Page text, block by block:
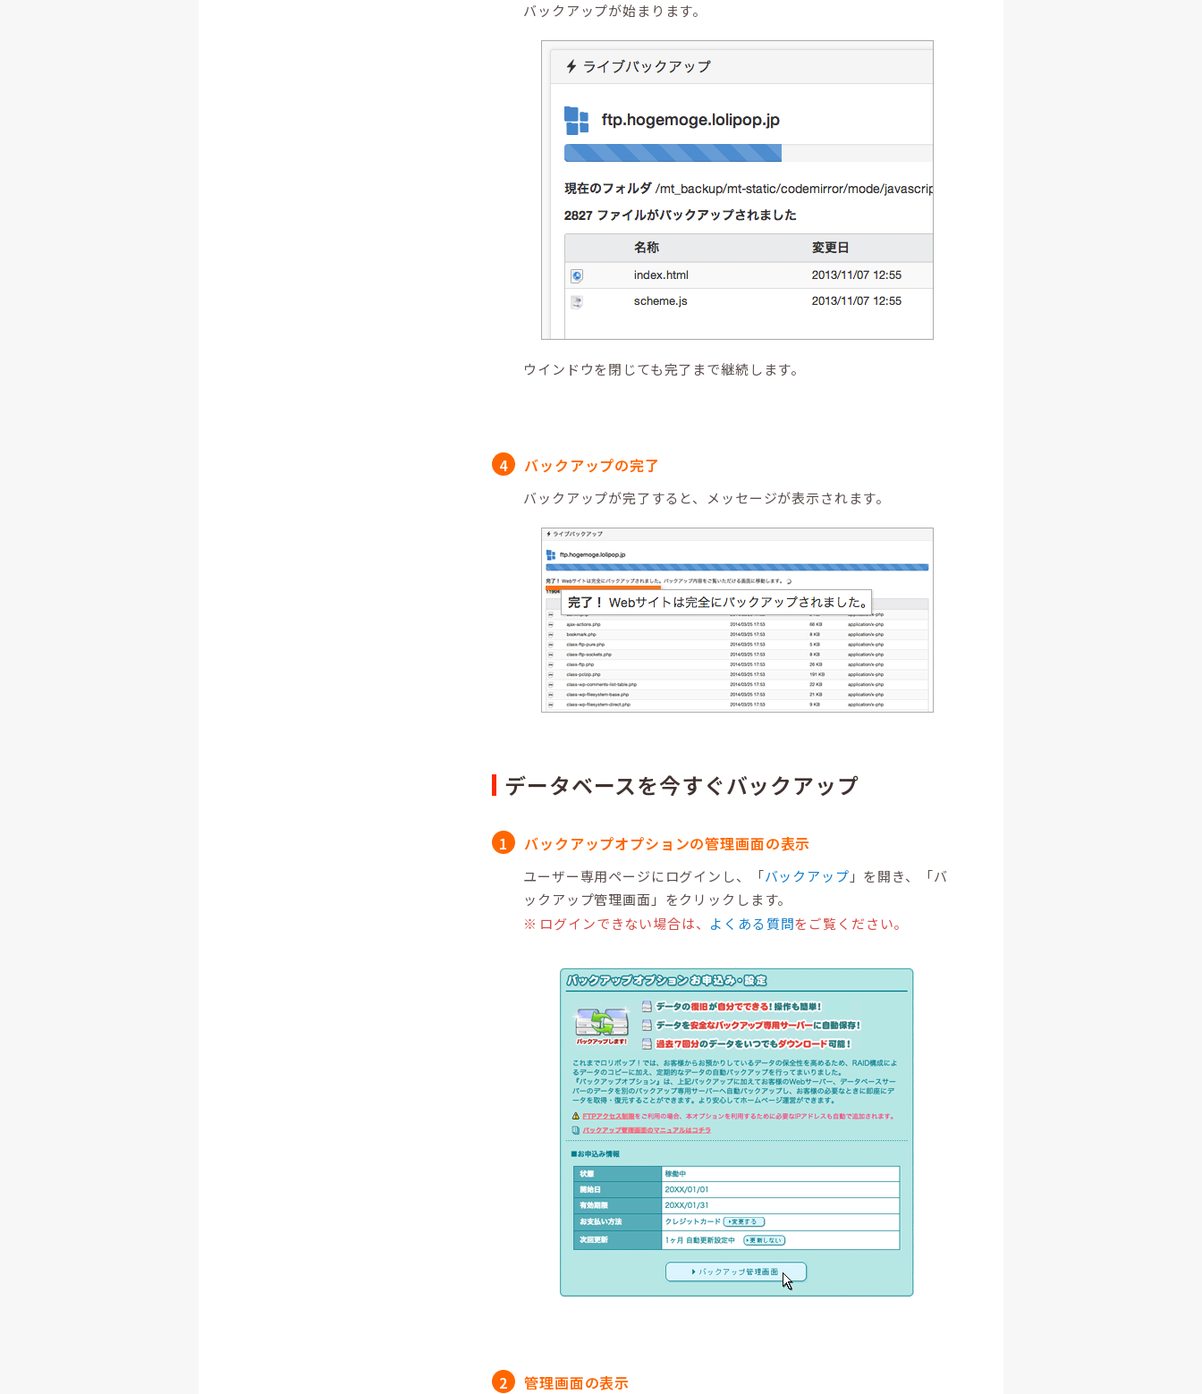
バックアップが始まります。
ウインドウを閉じても完了まで継続します。
バックアップの完了
バックアップが完了すると、メッセージが表示されます。
データベースを今すぐバックアップ
バックアップオプションの管理画面の表示
ユーザー専用ページにログインし、「バックアップ 」を開き、「バ
ックアップ管理画面」をクリックします。
ログインできない場合は、 よくある質問をご覧ください。
管理画面の表示